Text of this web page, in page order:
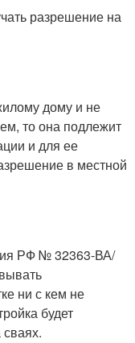
разрешение на
дому и не
то она подлежит
и для ее
в местной
РФ № 32363-ВА/
ни с кем не
будет